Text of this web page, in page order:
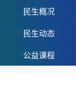
民生概况
民生动态
公益课程